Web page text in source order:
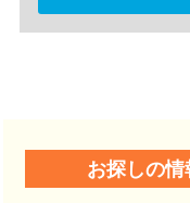
お探しの情